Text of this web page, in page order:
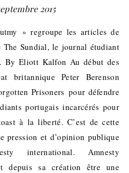
2015
» regroupe les articles de
The Sundial, le journal étudiant
By Eliott Kalfon Au début des
britannique Peter Berenson
Prisoners pour défendre
portugais incarcérés pour
à la liberté. C’est de cette
pression et d’opinion publique
international. Amnesty
depuis sa création être une